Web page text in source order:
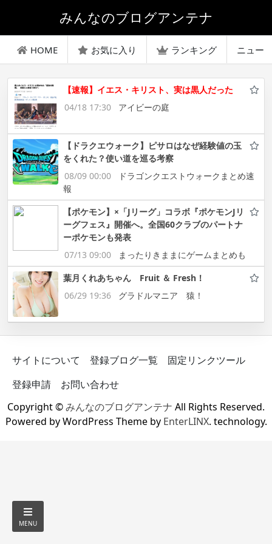
みんなのブログアンテナ
HOME お気に入り ランキング ニュー
【速報】イエス・キリスト、実は黒人だった
04/18 17:30
アイビーの庭
【ドラクエウォーク】ピサロはなぜ経験値の玉
をくれた？使い道を巡る考察
08/09 00:00
ドラゴンクエストウォークまとめ速
報
【ポケモン】×「Jリーグ」コラボ『ポケモンJリ
ーグフェス』開催へ。全国60クラブのパートナ
ーポケモンも発表
07/13 09:00
まったりきままにゲームまとめも
葉月くれあちゃん Fruit ＆ Fresh！
06/29 19:36
グラドルマニア 猿！
サイトについて 登録ブログ一覧
固定リンクツール
登録申請
お問い合わせ
Copyright ©みんなのブログアンテナ All Rights Reserved.
Powered by WordPress Theme by EnterLINX. technology.
MENU